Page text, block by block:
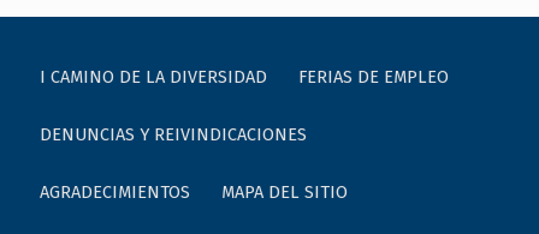
I CAMINO DE LA DIVERSIDAD FERIAS DE EMPLEO
DENUNCIAS Y REIVINDICACIONES
AGRADECIMIENTOS MAPA DEL SITIO